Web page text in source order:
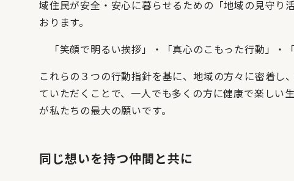
域住民が安全・安心に暮らせるための「地域の見守り
おります。
「笑顔で明るい挨拶」・「真心のこもった行動」・「
これらの３つの行動指針を基に、地域の方々に密着し
ていただくことで、一人でも多くの方に健康で楽しい
が私たちの最大の願いです。
同じ想いを持つ仲間と共に